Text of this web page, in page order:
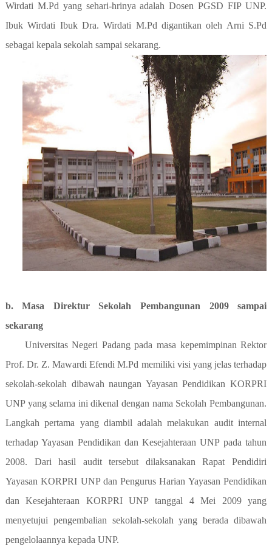
Wirdati M.Pd yang sehari-hrinya adalah Dosen PGSD FIP UNP.
Ibuk Wirdati Ibuk Dra. Wirdati M.Pd digantikan oleh Arni S.Pd
sebagai kepala sekolah sampai sekarang.
b. Masa Direktur Sekolah Pembangunan 2009 sampai
sekarang
Universitas Negeri Padang pada masa kepemimpinan Rektor
Prof. Dr. Z. Mawardi Efendi M.Pd memiliki visi yang jelas terhadap
sekolah-sekolah dibawah naungan Yayasan Pendidikan KORPRI
UNP yang selama ini dikenal dengan nama Sekolah Pembangunan.
Langkah pertama yang diambil adalah melakukan audit internal
terhadap Yayasan Pendidikan dan Kesejahteraan UNP pada tahun
2008. Dari hasil audit tersebut dilaksanakan Rapat Pendidiri
Yayasan KORPRI UNP dan Pengurus Harian Yayasan Pendidikan
dan Kesejahteraan KORPRI UNP tanggal 4 Mei 2009 yang
menyetujui pengembalian sekolah-sekolah yang berada dibawah
pengelolaannya kepada UNP.